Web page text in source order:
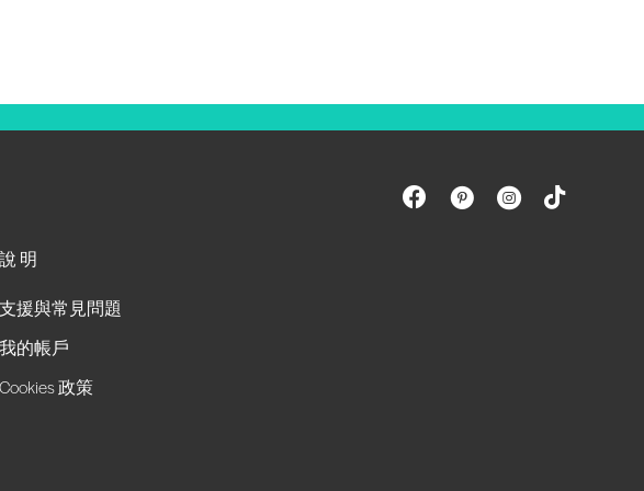
說明
支援與常見問題
我的帳戶
Cookies 政策